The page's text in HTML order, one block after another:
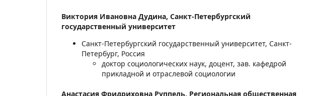
Виктория Ивановна Дудина, Санкт-Петербургский
государственный университет
Санкт-Петербургский государственный университет, Санкт-
Петербург, Россия
доктор социологических наук, доцент, зав. кафедрой
прикладной и отраслевой социологии
Анастасия Фридриховна Руппель, Региональная общественная